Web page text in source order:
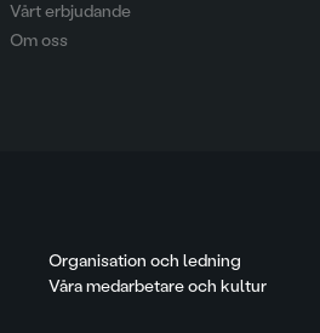
Vårt erbjudande
Om oss
Organisation och ledning
Våra medarbetare och kultur